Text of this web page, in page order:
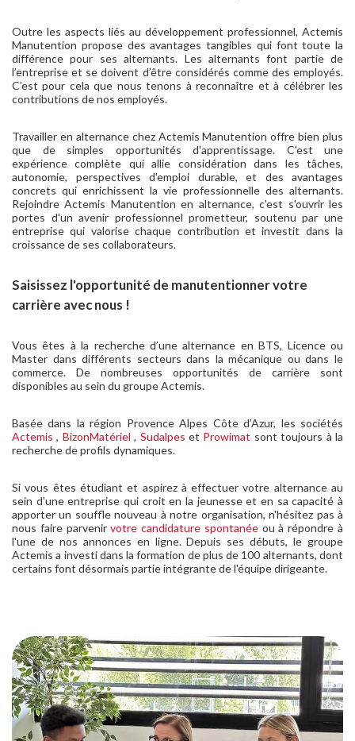
Outre les aspects liés au développement professionnel, Actemis
Manutention propose des avantages tangibles qui font toute la
différence pour ses alternants. Les alternants font partie de
l’entreprise et se doivent d’être considérés comme des employés.
C’est pour cela que nous tenons à reconnaître et à célébrer les
contributions de nos employés.
Travailler en alternance chez Actemis Manutention offre bien plus
que de simples opportunités d'apprentissage. C'est une
expérience complète qui allie considération dans les tâches,
autonomie, perspectives d'emploi durable, et des avantages
concrets qui enrichissent la vie professionnelle des alternants.
Rejoindre Actemis Manutention en alternance, c'est s'ouvrir les
portes d'un avenir professionnel prometteur, soutenu par une
entreprise qui valorise chaque contribution et investit dans la
croissance de ses collaborateurs.
Saisissez l'opportunité de manutentionner votre
carrière avec nous !
Vous êtes à la recherche d’une alternance en BTS, Licence ou
Master dans différents secteurs dans la mécanique ou dans le
commerce. De nombreuses opportunités de carrière sont
disponibles au sein du groupe Actemis.
Basée dans la région Provence Alpes Côte d’Azur, les sociétés
Actemis , BizonMatériel, Sudalpes et Prowimat sont toujours à la
recherche de profils dynamiques.
Si vous êtes étudiant et aspirez à effectuer votre alternance au
sein d'une entreprise qui croit en la jeunesse et en sa capacité à
apporter un souffle nouveau à notre organisation, n'hésitez pas à
nous faire parvenirvotre candidature spontanéeou à répondre à
l'une de nos annonces en ligne. Depuis ses débuts, le groupe
Actemis a investi dans la formation de plus de 100 alternants, dont
certains font désormais partie intégrante de l'équipe dirigeante.